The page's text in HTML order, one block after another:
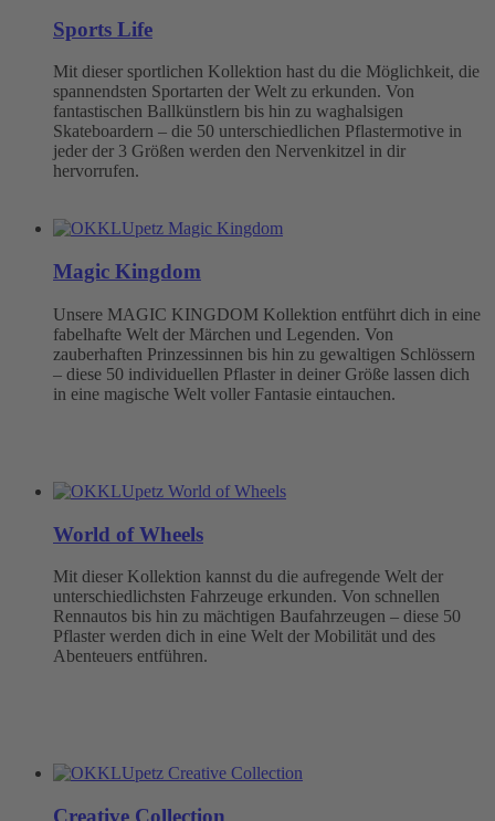
Sports Life
Mit dieser sportlichen Kollektion hast du die Möglichkeit, die
spannendsten Sportarten der Welt zu erkunden. Von
fantastischen Ballkünstlern bis hin zu waghalsigen
Skateboardern – die 50 unterschiedlichen Pflastermotive in
jeder der 3 Größen werden den Nervenkitzel in dir
hervorrufen.
Magic Kingdom
Unsere MAGIC KINGDOM Kollektion entführt dich in eine
fabelhafte Welt der Märchen und Legenden. Von
zauberhaften Prinzessinnen bis hin zu gewaltigen Schlössern
– diese 50 individuellen Pflaster in deiner Größe lassen dich
in eine magische Welt voller Fantasie eintauchen.
World of Wheels
Mit dieser Kollektion kannst du die aufregende Welt der
unterschiedlichsten Fahrzeuge erkunden. Von schnellen
Rennautos bis hin zu mächtigen Baufahrzeugen – diese 50
Pflaster werden dich in eine Welt der Mobilität und des
Abenteuers entführen.
Creative Collection